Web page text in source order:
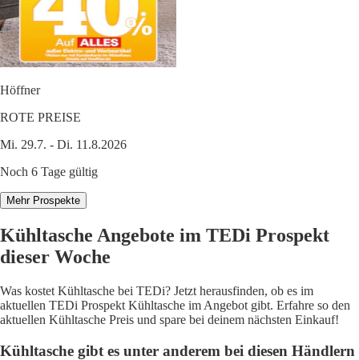
Höffner
ROTE PREISE
Mi. 29.7. - Di. 11.8.2026
Noch 6 Tage gültig
Mehr Prospekte
Kühltasche Angebote im TEDi Prospekt
dieser Woche
Was kostet Kühltasche bei TEDi? Jetzt herausfinden, ob es im
aktuellen TEDi Prospekt Kühltasche im Angebot gibt. Erfahre so den
aktuellen Kühltasche Preis und spare bei deinem nächsten Einkauf!
Kühltasche gibt es unter anderem bei diesen Händlern